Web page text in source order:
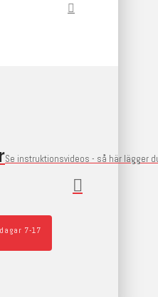
Se instruktionsvideos - så här lägger
7-17